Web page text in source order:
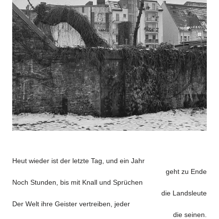
Heut wieder ist der letzte Tag, und ein Jahr
geht zu Ende
Noch Stunden, bis mit Knall und Sprüchen
die Landsleute
Der Welt ihre Geister vertreiben, jeder
die seinen.